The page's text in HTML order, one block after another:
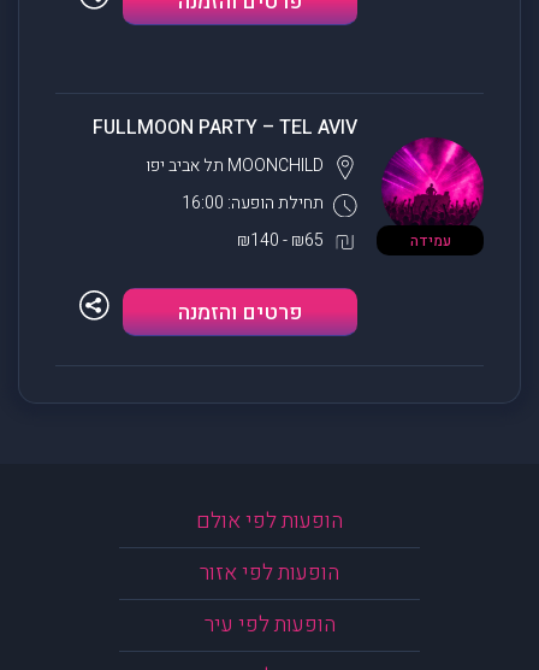
עמידה
FULLMOON PARTY – TEL AVIV
תחילת הופעה: 16:00
MOONCHILD תל אביב יפו
₪65 - ₪140
פרטים והזמנה
הופעות לפי אולם
הופעות לפי אזור
הופעות לפי עיר